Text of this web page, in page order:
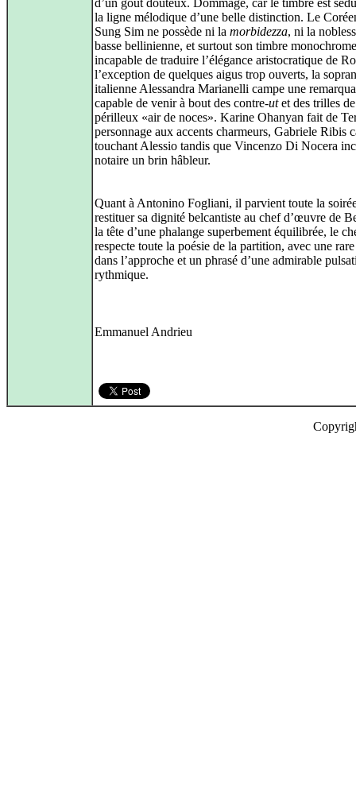
d’un goût douteux. Dommage, car le timbre est
la ligne mélodique d’une belle distinction. Le
Sung Sim ne possède ni la morbidezza, ni la
basse bellinienne, et surtout son timbre
incapable de traduire l’élégance aristocratique de
l’exception de quelques aigus trop ouverts, la
italienne Alessandra Marianelli campe une
capable de venir à bout des contre-utet des trilles
périlleux «air de noces». Karine Ohanyan fait de
personnage aux accents charmeurs, Gabriele Ribis
touchant Alessio tandis que Vincenzo Di Nocera
notaire un brin hâbleur.
Quant à Antonino Fogliani, il parvient toute la
restituer sa dignité belcantiste au chef d’œuvre de
la tête d’une phalange superbement équilibrée, le
respecte toute la poésie de la partition, avec une
dans l’approche et un phrasé d’une admirable
rythmique.
Emmanuel Andrieu